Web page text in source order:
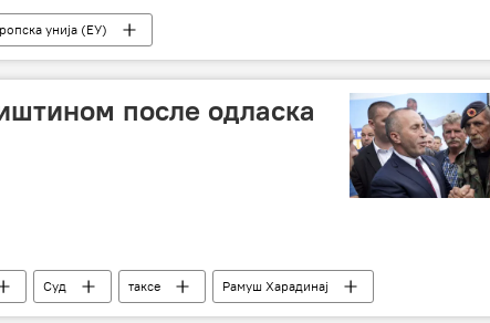
унија (ЕУ)
после одласка
Суд таксе Рамуш Харадинај